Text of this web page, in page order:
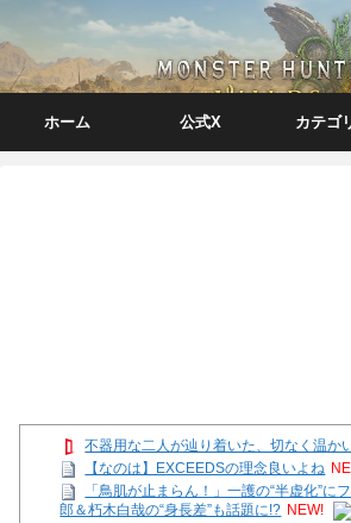
ホーム 公式X カテゴ
不器用な二人が辿り着いた、切なく温か
【なのは】EXCEEDSの理念良いよね
「鳥肌が止まらん！」一護の“半虚化”に
郎＆朽木白哉の“身長差”も話題に!? NEW!